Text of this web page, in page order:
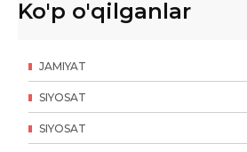
Ko'p o'qilganlar
JAMIYAT
SIYOSAT
SIYOSAT